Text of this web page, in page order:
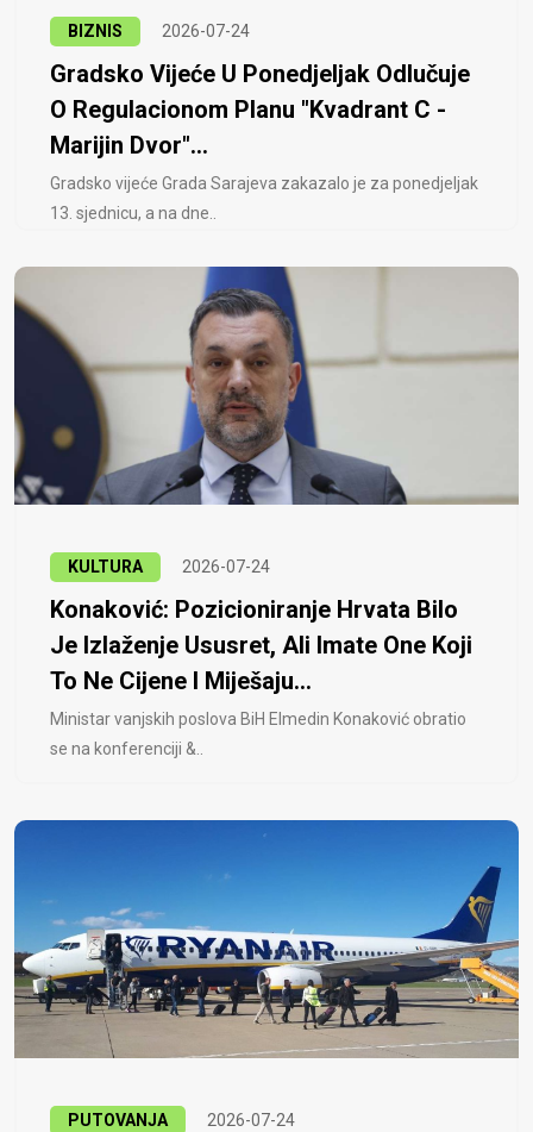
BIZNIS 2026-07-24
Gradsko Vijeće U Ponedjeljak Odlučuje
O Regulacionom Planu "Kvadrant C -
Marijin Dvor"...
Gradsko vijeće Grada Sarajeva zakazalo je za ponedjeljak
13. sjednicu, a na dne..
KULTURA 2026-07-24
Konaković: Pozicioniranje Hrvata Bilo
Je Izlaženje Ususret, Ali Imate One Koji
To Ne Cijene I Miješaju...
Ministar vanjskih poslova BiH Elmedin Konaković obratio
se na konferenciji &..
PUTOVANJA 2026-07-24